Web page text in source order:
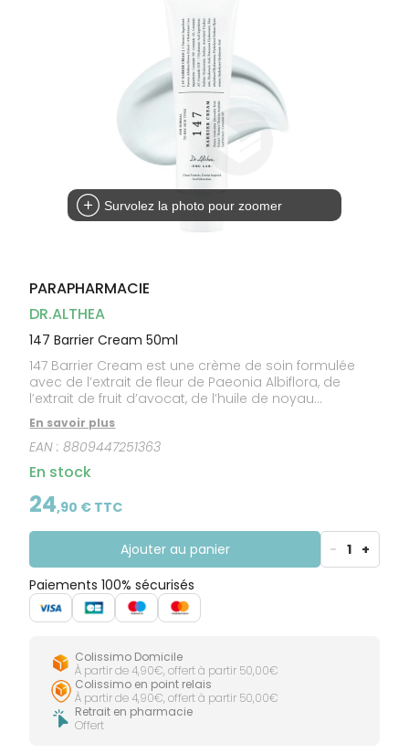
Survolez la photo pour zoomer
PARAPHARMACIE
DR.ALTHEA
147 Barrier Cream 50ml
147 Barrier Cream est une crème de soin formulée
avec de l’extrait de fleur de Paeonia Albiflora, de
l’extrait de fruit d’avocat, de l’huile de noyau
d’Argania Spinosa, de l’huile de graines de Camellia
Sinensis et du tocophérol. Sa formule associe
également un complexe d’acide hyaluronique à
plusieurs couches pour apporter confort et
hydratation à la peau. Texture adaptée aux soins
quotidiens du visage pour aider à préserver le
confort et l’hydratation cutanée.
En savoir plus
EAN :8809447251363
En stock
24,90 € TTC
Ajouter au panier - 1 +
Paiements 100% sécurisés
Colissimo Domicile
À partir de 4,90€, offert à partir 50,00€
Colissimo en point relais
À partir de 4,90€, offert à partir 50,00€
Retrait en pharmacie
Offert